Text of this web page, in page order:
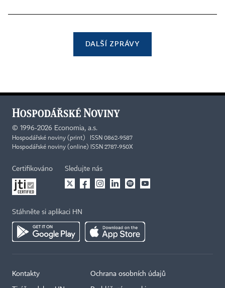
DALŠÍ ZPRÁVY
© 1996-2026 Economia, a.s.
Hospodářské noviny (print) ISSN 0862-9587
Hospodářské noviny (online) ISSN 2787-950X
Certifikováno Sledujte nás
Stáhněte si aplikaci HN
Kontakty Ochrana osobních údajů